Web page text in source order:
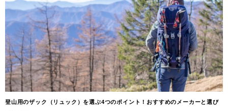
登山用のザック（リュック）を選ぶ4つのポイント！おすすめのメーカーと選び